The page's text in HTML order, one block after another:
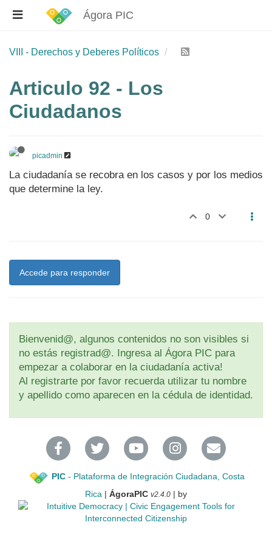
Ágora PIC
VIII - Derechos y Deberes Políticos
Articulo 92 - Los
Ciudadanos
picadmin
La ciudadanía se recobra en los casos y por los medios
que determine la ley.
0
Accede para responder
Bienvenid@, algunos contenidos no son visibles si
no estás registrad@. Ingresa al Ágora PIC para
empezar a colaborar en la ciudadanía activa!
Al registrarte por favor recuerda utilizar tu nombre
y apellido como aparecen en la cédula de identidad.
PIC- Plataforma de Integración Ciudadana, Costa
Rica | ÁgoraPIC v2.4.0 | by